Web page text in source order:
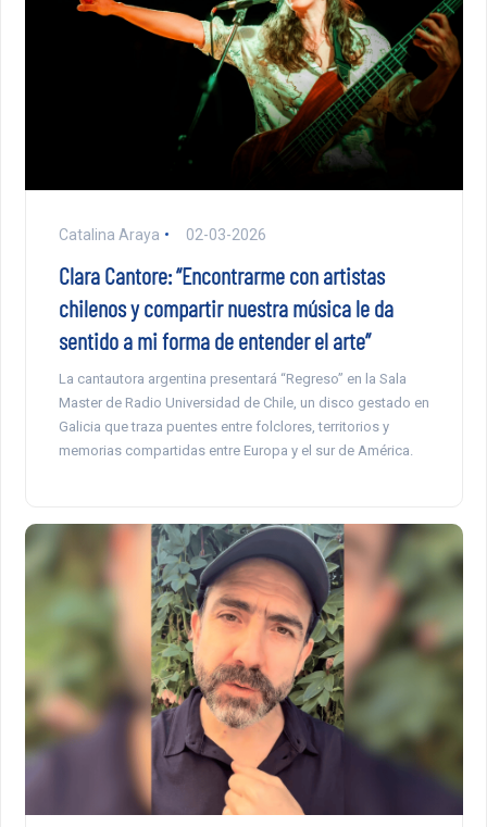
Catalina Araya 02-03-2026
Clara Cantore: “Encontrarme con artistas
chilenos y compartir nuestra música le da
sentido a mi forma de entender el arte”
La cantautora argentina presentará “Regreso” en la Sala
Master de Radio Universidad de Chile, un disco gestado en
Galicia que traza puentes entre folclores, territorios y
memorias compartidas entre Europa y el sur de América.